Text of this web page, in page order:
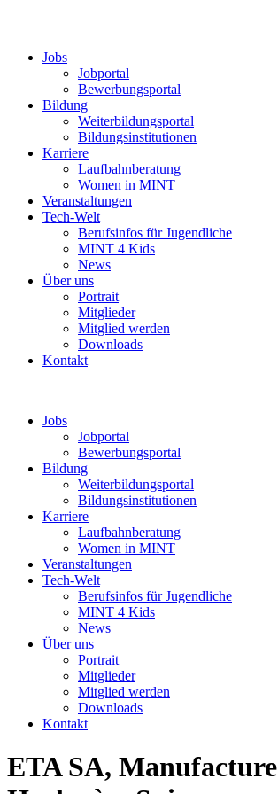
Jobs
Jobportal
Bewerbungsportal
Bildung
Weiterbildungsportal
Bildungsinstitutionen
Karriere
Laufbahnberatung
Women in MINT
Veranstaltungen
Tech-Welt
Berufsinfos für Jugendliche
MINT 4 Kids
News
Über uns
Portrait
Mitglieder
Mitglied werden
Downloads
Kontakt
Jobs
Jobportal
Bewerbungsportal
Bildung
Weiterbildungsportal
Bildungsinstitutionen
Karriere
Laufbahnberatung
Women in MINT
Veranstaltungen
Tech-Welt
Berufsinfos für Jugendliche
MINT 4 Kids
News
Über uns
Portrait
Mitglieder
Mitglied werden
Downloads
Kontakt
ETA SA, Manufacture